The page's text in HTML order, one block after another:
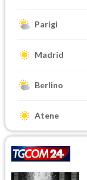
Parigi
Madrid
Berlino
Atene